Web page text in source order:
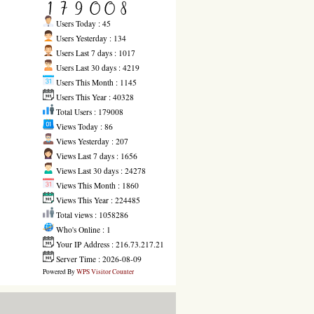
Users Today : 45
Users Yesterday : 134
Users Last 7 days : 1017
Users Last 30 days : 4219
Users This Month : 1145
Users This Year : 40328
Total Users : 179008
Views Today : 86
Views Yesterday : 207
Views Last 7 days : 1656
Views Last 30 days : 24278
Views This Month : 1860
Views This Year : 224485
Total views : 1058286
Who's Online : 1
Your IP Address : 216.73.217.21
Server Time : 2026-08-09
Powered ByWPS Visitor Counter